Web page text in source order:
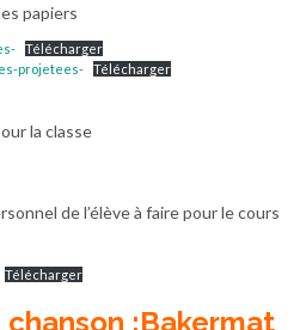
papiers
Télécharger
projetees-
Télécharger
la classe
de l’élève à faire pour le cours
Télécharger
chanson :Bakermat